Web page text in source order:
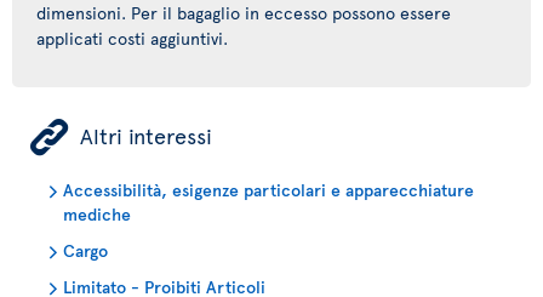
dimensioni. Per il bagaglio in eccesso possono essere
applicati costi aggiuntivi.
ÿ Altri interessi
Accessibilità, esigenze particolari e apparecchiature
mediche
Cargo
Limitato - Proibiti Articoli